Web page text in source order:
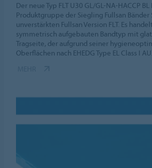
Der neue Typ FLT U30 GL/GL-NA-HACCP
Produktgruppe der Siegling Fullsan Bänder
unverstärkten Fullsan Version FLT. Es
symmetrisch aufgebauten Bandtyp mit
Tragseite, der aufgrund seiner
Oberflächen nach EHEDG Type EL Class I